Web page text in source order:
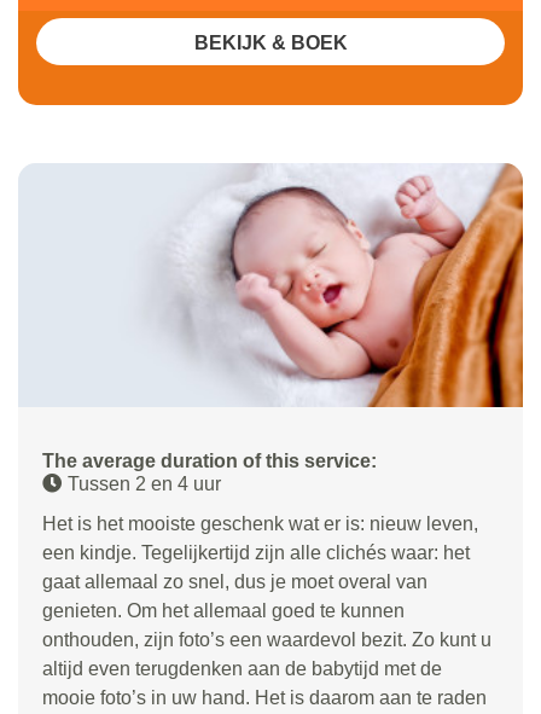
The average duration of this service:
Tussen 2 en 4 uur
Het is het mooiste geschenk wat er is: nieuw leven,
een kindje. Tegelijkertijd zijn alle clichés waar: het
gaat allemaal zo snel, dus je moet overal van
genieten. Om het allemaal goed te kunnen
onthouden, zijn foto’s een waardevol bezit. Zo kunt u
altijd even terugdenken aan de babytijd met de
mooie foto’s in uw hand. Het is daarom aan te raden
BEKIJK & BOEK